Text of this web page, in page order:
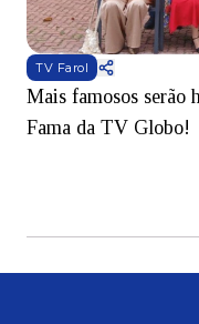
TV Farol
Mais famosos serão
Fama da TV Globo!